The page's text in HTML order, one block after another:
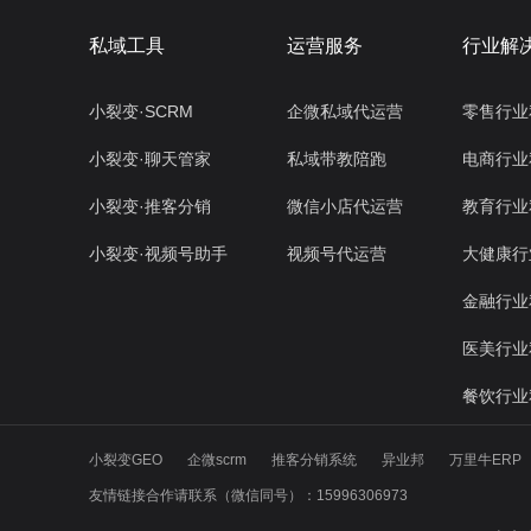
私域工具
小裂变·SCRM
小裂变·聊天管家
小裂变·推客分销
小裂变·视频号助手
运营服务
企微私域代运营
私域带教陪跑
微信小店代运营
视频号代运营
行业解
零售行
电商行
教育行
大健康
金融行
医美行
餐饮行
小裂变GEO 企微scrm 推客分销系统 异业邦 万里牛ERP
友情链接合作请联系（微信同号）：15996306973